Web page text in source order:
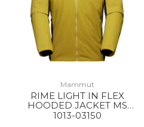
Mammut
RIME LIGHT IN FLEX
HOODED JACKET MS
40288 AURA-BLACK
1013-03150